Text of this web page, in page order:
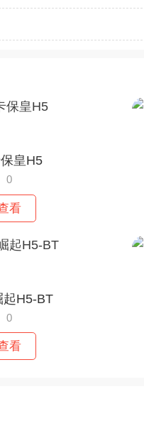
皇H5
0
看
起H5-BT
0
看